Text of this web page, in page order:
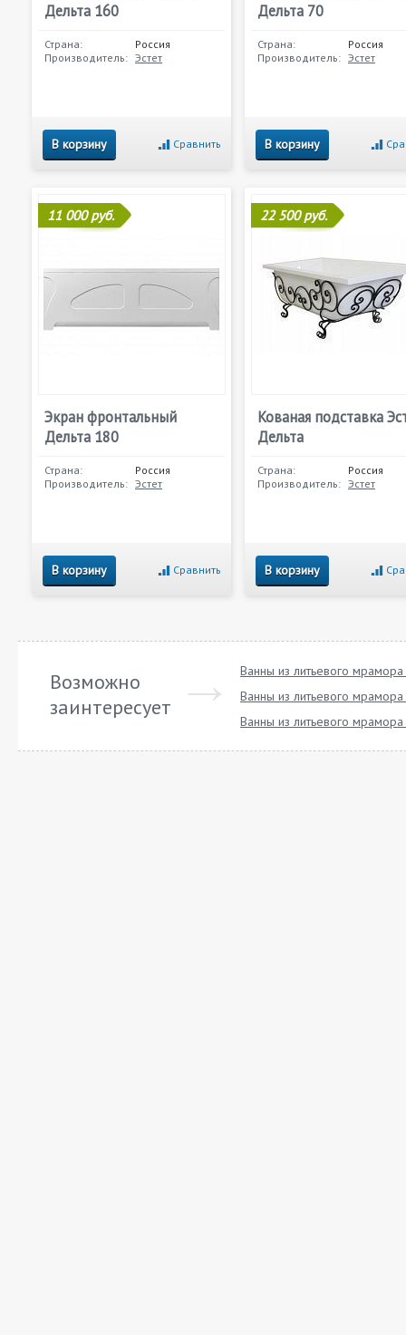
Дельта 160
Страна:
Россия
Производитель: Эстет
В корзину Сравнить
Дельта 70
Страна:
Россия
Производитель: Эстет
В корзину
11 000 руб.
Экран фронтальный
Дельта 180
Страна:
Россия
Производитель: Эстет
В корзину Сравнить
22 500 руб.
Кованая подставка
Дельта
Страна:
Россия
Производитель: Эстет
В корзину
Возможно
заинтересует
Ванны из литьевого
Ванны из литьевого мрамора
Ванны из литьевого